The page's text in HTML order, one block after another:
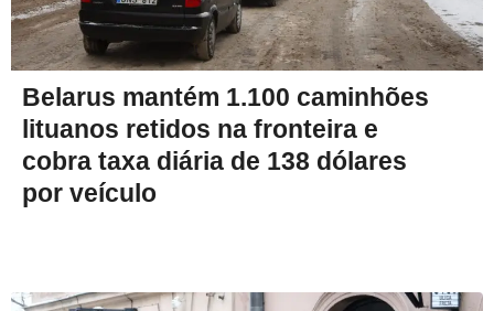
Belarus mantém 1.100 caminhões
lituanos retidos na fronteira e
cobra taxa diária de 138 dólares
por veículo